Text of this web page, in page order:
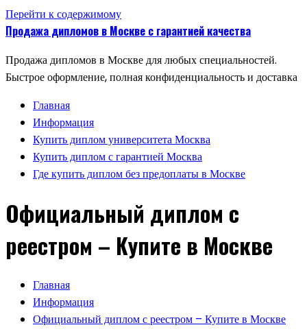
Перейти к содержимому
Продажа дипломов в Москве с гарантией качества
Продажа дипломов в Москве для любых специальностей.
Быстрое оформление, полная конфиденциальность и доставка
Главная
Информация
Купить диплом университета Москва
Купить диплом с гарантией Москва
Где купить диплом без предоплаты в Москве
Официальный диплом с
реестром – Купите в Москве
Главная
Информация
Официальный диплом с реестром – Купите в Москве